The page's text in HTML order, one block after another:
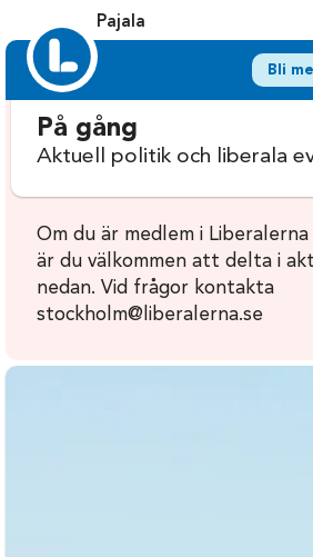
Pajala
Bli
På gång
Aktuell politik och liberala
Om du är medlem i
är du välkommen att delta i
nedan. Vid frågor kontakta
stockholm@liberalerna.se